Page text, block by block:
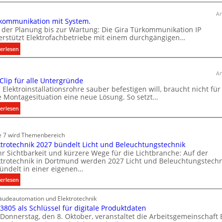
s
b
a
r
E
t
r
o
m
b
i
l
i
mit System.
der Planung bis zur Wartung: Die Gira Türkommunikation IP
Elektrofachbetriebe mit einem durchgängigen…
:
T
k
o
m
m
n
i
k
a
t
i
o
n
m
i
für alle Untergründe
Elektroinstallationsrohre sauber befestigen will, braucht nicht für
Montagesituation eine neue Lösung. So setzt…
:
E
n
C
l
i
p
f
r
a
7 wird Themenbereich
2027 bündelt Licht und Beleuchtungstechnik
Sichtbarkeit und kürzere Wege für die Lichtbranche: Auf der
in Dortmund werden 2027 Licht und
in einer eigenen…
:
E
l
e
k
und Elektrotechnik
als Schlüssel für digitale Produktdaten
den 8. Oktober, veranstaltet die Arbeitsgemeinschaft